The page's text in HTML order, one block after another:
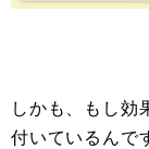
しかも、もし効
付いているんで